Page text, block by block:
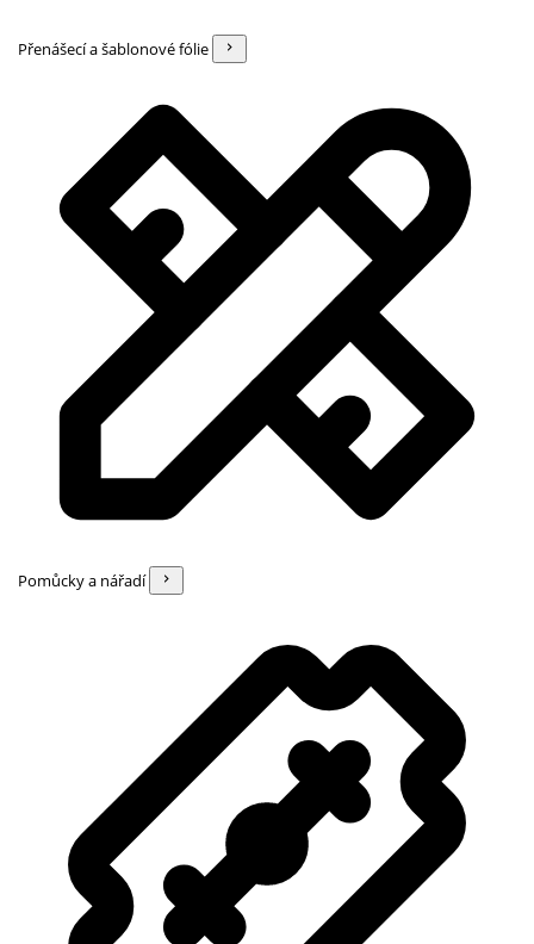
Přenášecí a šablonové fólie
Pomůcky a nářadí